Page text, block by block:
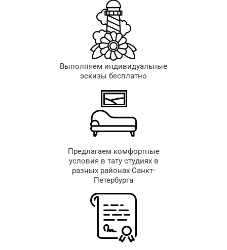
Выполняем индивидуальные
эскизы бесплатно
Предлагаем комфортные
условия в тату студиях в
разных районах Санкт-
Петербурга